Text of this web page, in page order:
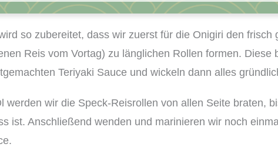
g
i
r
i
o
c
so zubereitet, dass wir zuerst für die Onigiri den frisch
Reis vom Vortag) zu länglichen Rollen formen. Diese
Teriyaki Sauce und wickeln dann alles
werden wir die Speck-Reisrollen von allen Seite braten,
ist. Anschließend wenden und marinieren wir noch